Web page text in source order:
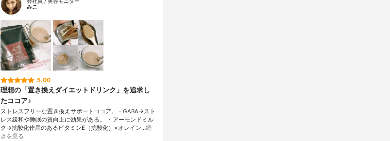
会社員 / 美容モニター
みこ
5.00
理想の「置き換えダイエットドリンク」を追求し
たココア♪
ストレスフリーな置き換えサポートココア。・GABA→スト
レス緩和や睡眠の質向上に効果がある。 ・アーモンドミル
ク→抗酸化作用のあるビタミンE（抗酸化）×オレイン…続
きを見る